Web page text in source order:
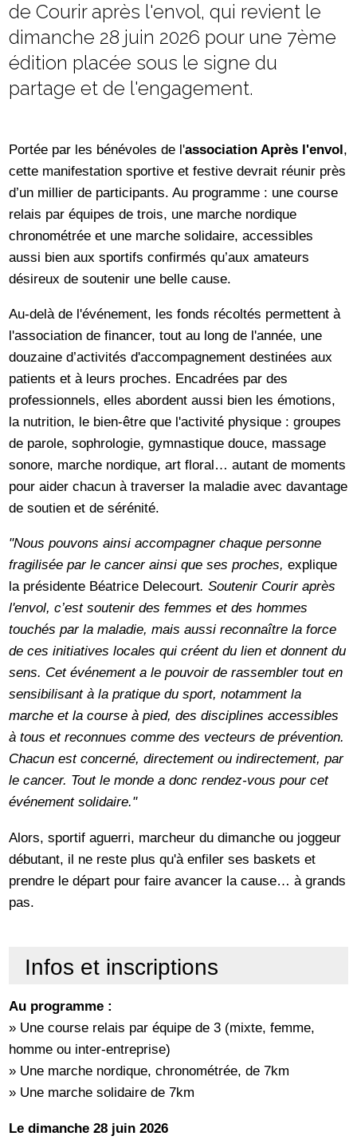
de Courir après l'envol, qui revient le
dimanche 28 juin 2026 pour une 7ème
édition placée sous le signe du
partage et de l'engagement.
Portée par les bénévoles de l'association Après l'envol,
cette manifestation sportive et festive devrait réunir près
d’un millier de participants. Au programme : une course
relais par équipes de trois, une marche nordique
chronométrée et une marche solidaire, accessibles
aussi bien aux sportifs confirmés qu’aux amateurs
désireux de soutenir une belle cause.
Au-delà de l'événement, les fonds récoltés permettent à
l'association de financer, tout au long de l'année, une
douzaine d’activités d'accompagnement destinées aux
patients et à leurs proches. Encadrées par des
professionnels, elles abordent aussi bien les émotions,
la nutrition, le bien-être que l'activité physique : groupes
de parole, sophrologie, gymnastique douce, massage
sonore, marche nordique, art floral… autant de moments
pour aider chacun à traverser la maladie avec davantage
de soutien et de sérénité.
"Nous pouvons ainsi accompagner chaque personne
fragilisée par le cancer ainsi que ses proches,explique
la présidente Béatrice Delecourt. Soutenir Courir après
l'envol, c’est soutenir des femmes et des hommes
touchés par la maladie, mais aussi reconnaître la force
de ces initiatives locales qui créent du lien et donnent du
sens. Cet événement a le pouvoir de rassembler tout en
sensibilisant à la pratique du sport, notamment la
marche et la course à pied, des disciplines accessibles
à tous et reconnues comme des vecteurs de prévention.
Chacun est concerné, directement ou indirectement, par
le cancer. Tout le monde a donc rendez-vous pour cet
événement solidaire."
Alors, sportif aguerri, marcheur du dimanche ou joggeur
débutant, il ne reste plus qu'à enfiler ses baskets et
prendre le départ pour faire avancer la cause… à grands
pas.
Infos et inscriptions
Au programme :
» Une course relais par équipe de 3 (mixte, femme,
homme ou inter-entreprise)
» Une marche nordique, chronométrée, de 7km
» Une marche solidaire de 7km
Le dimanche 28 juin 2026